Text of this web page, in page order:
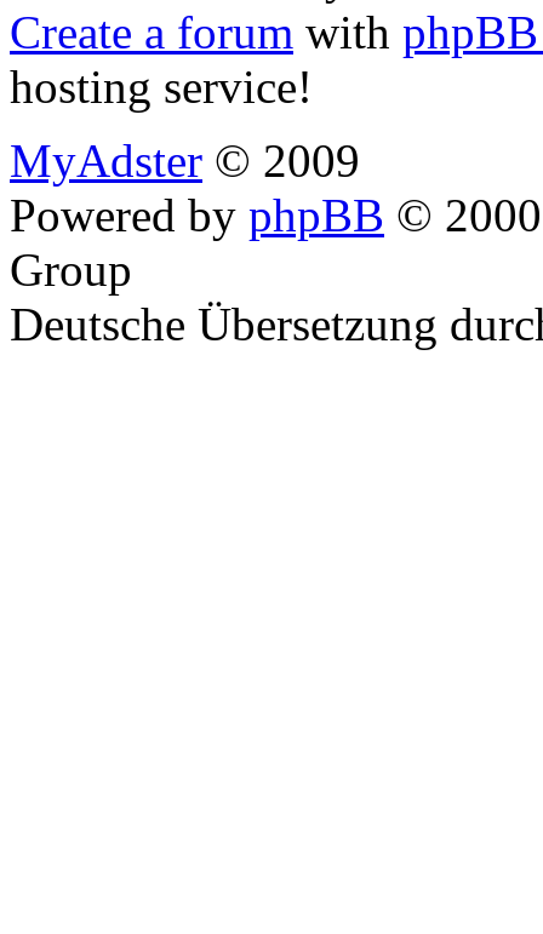
Create a forum with
hosting service!
MyAdster © 2009
Powered by phpBB ©
Group
Deutsche Übersetzung